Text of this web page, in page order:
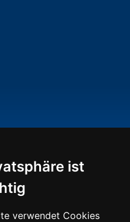
ist
verwendet Cookies
ruhr.de